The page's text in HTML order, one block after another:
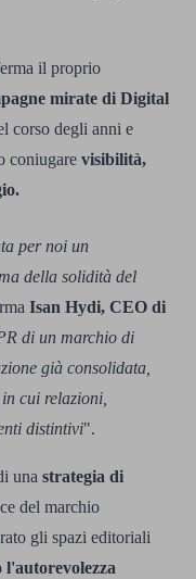
il proprio
mirate di Digital
corso degli anni e
coniugare visibilità,
per noi un
della solidità del
Isan Hydi, CEO di
di un marchio di
già consolidata,
cui relazioni,
distintivi".
una strategia di
del marchio
gli spazi editoriali
l'autorevolezza